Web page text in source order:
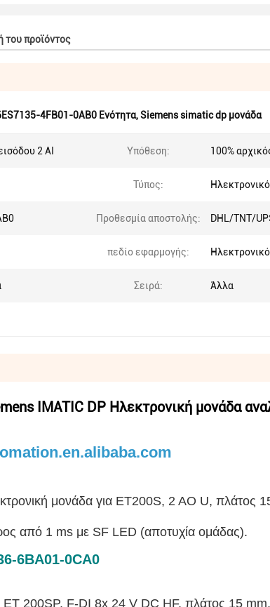
του προϊόντος
4FB01-0AB0 Ενότητα,Siemens simatic dp μονάδα
2 AI Υπόθεση: 100%
Τύπος:
Προθεσμία αποστολής: DHL/TNT/
πεδίο εφαρμογής:
Σειρά: Άλλα
IMATIC DP Ηλεκτρονική μονάδα
μονάδα για ET200S, 2 AO U, πλάτος
από 1 ms με SF LED (αποτυχία ομάδας).
6BA01-0CA0
ET 200SP, F-DI 8x 24 V DC HF, πλάτος 15